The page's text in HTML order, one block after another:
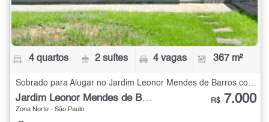
4 quartos 2 suítes 4 vagas 367 m²
Jardim Leonor Mendes de Barros
Zona Norte - São Paulo
R$ 7.000